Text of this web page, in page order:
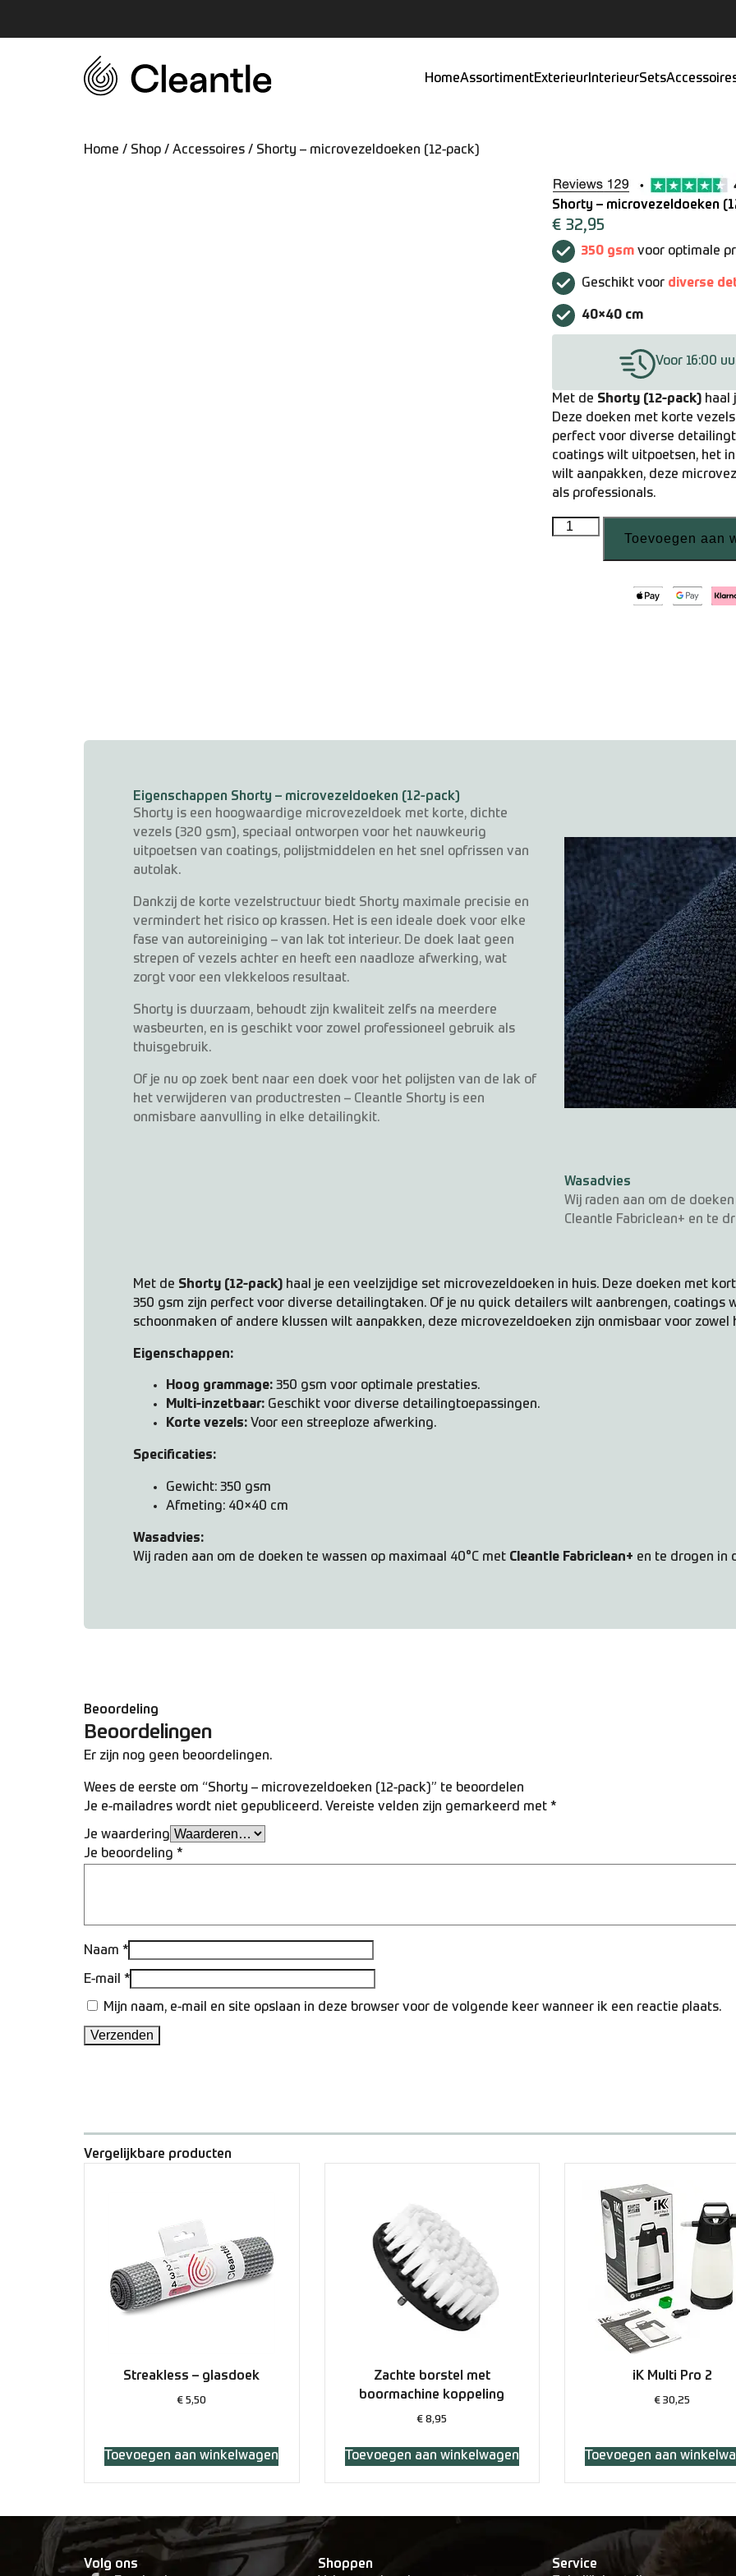
HomeAssortimentExterieurInterieurSets
Home / Shop / Accessoires / Shorty – microvezeldoeken (12-pack)
Shorty – microvezeldoeken
€ 32,95
350 gsm voor optimale
Geschikt voor diverse
40×40 cm
Voor 16:00
Met de Shorty (12-pack) haal
Deze doeken met korte
perfect voor diverse
coatings wilt uitpoetsen, het
wilt aanpakken, deze
als professionals.
Toevoegen aan
Eigenschappen Shorty – microvezeldoeken (12-pack)
Shorty is een hoogwaardige microvezeldoek met korte, dichte
vezels (320 gsm), speciaal ontworpen voor het nauwkeurig
uitpoetsen van coatings, polijstmiddelen en het snel opfrissen van
autolak.
Dankzij de korte vezelstructuur biedt Shorty maximale precisie en
vermindert het risico op krassen. Het is een ideale doek voor elke
fase van autoreiniging – van lak tot interieur. De doek laat geen
strepen of vezels achter en heeft een naadloze afwerking, wat
zorgt voor een vlekkeloos resultaat.
Shorty is duurzaam, behoudt zijn kwaliteit zelfs na meerdere
wasbeurten, en is geschikt voor zowel professioneel gebruik als
thuisgebruik.
Of je nu op zoek bent naar een doek voor het polijsten van de lak of
het verwijderen van productresten – Cleantle Shorty is een
onmisbare aanvulling in elke detailingkit.
Wasadvies
Wij raden aan om de
Cleantle Fabriclean+ en te
Met de Shorty (12-pack) haal je een veelzijdige set microvezeldoeken in huis. Deze doeken met
350 gsm zijn perfect voor diverse detailingtaken. Of je nu quick detailers wilt aanbrengen, coatings
schoonmaken of andere klussen wilt aanpakken, deze microvezeldoeken zijn onmisbaar voor zowel
Eigenschappen:
Hoog grammage: 350 gsm voor optimale prestaties.
Multi-inzetbaar: Geschikt voor diverse detailingtoepassingen.
Korte vezels: Voor een streeploze afwerking.
Specificaties:
Gewicht: 350 gsm
Afmeting: 40×40 cm
Wasadvies:
Wij raden aan om de doeken te wassen op maximaal 40°C met Cleantle Fabriclean+ en te drogen in
Beoordeling
Beoordelingen
Er zijn nog geen beoordelingen.
Wees de eerste om “Shorty – microvezeldoeken (12-pack)” te beoordelen
Je e-mailadres wordt niet gepubliceerd. Vereiste velden zijn gemarkeerd met *
Je waardering
Je beoordeling *
Naam *
E-mail *
Mijn naam, e-mail en site opslaan in deze browser voor de volgende keer wanneer ik een reactie plaats.
Vergelijkbare producten
Streakless – glasdoek
€ 5,50
Toevoegen aan winkelwagen
Zachte borstel met
boormachine koppeling
€ 8,95
Toevoegen aan winkelwagen
iK Multi Pro 2
€ 30,25
Toevoegen aan
Volg ons
Shoppen
Service